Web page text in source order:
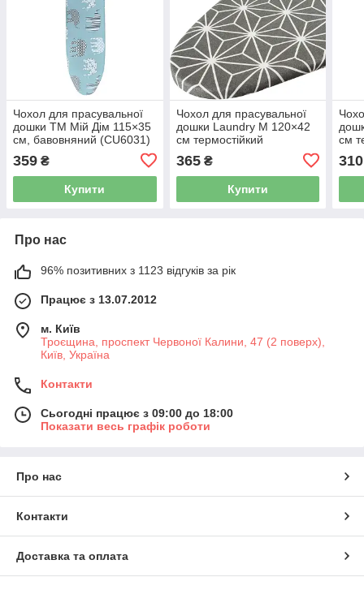
Чохол для прасувальної
дошки ТМ Мій Дім 115×35
см, бавовняний (CU6031)
359 ₴
Купити
Чохол для прасувальної
дошки Laundry M 120×42
см термостійкий
001U
365₴
Купити
см
310
Про нас
96% позитивних з 1123 відгуків за рік
Працює з 13.07.2012
м. Київ
Троєщина, проспект Червоної Калини, 47 (2 поверх),
Київ, Україна
Контакти
Сьогодні працює з 09:00 до 18:00
Показати весь графік роботи
Про нас
Контакти
Доставка та оплата